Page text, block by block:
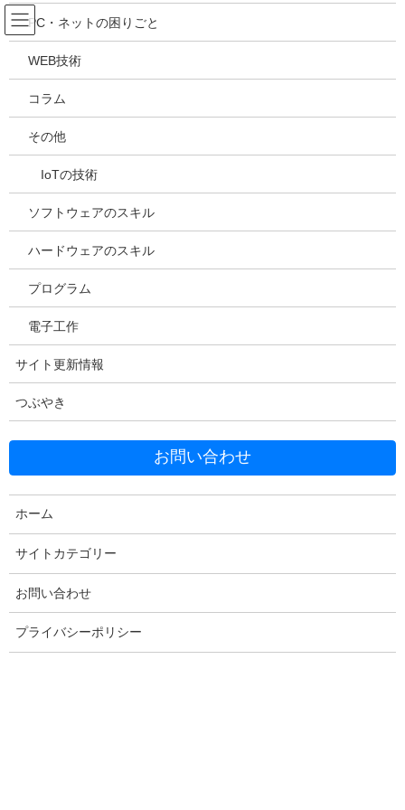
コ
ン
テ
ツ
ス
ッ
ナ
ビ
ゲ
シ
ン
移
吉川万能ＩＴ研究所
メディア
HOME
2021年5月13日
20210513153946
Facebook
Threads
PC・ネットの困りごと
WEB技術
コラム
その他
IoTの技術
ソフトウェアのスキル
ハードウェアのスキル
プログラム
電子工作
サイト更新情報
つぶやき
お問い合わせ
ホーム
サイトカテゴリー
お問い合わせ
プライバシーポリシー